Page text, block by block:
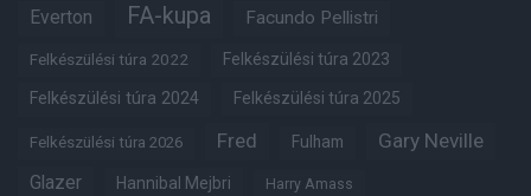
Everton FA-kupa Facundo Pellistri
Felkészülési túra 2022 Felkészülési túra 2023
Felkészülési túra 2024 Felkészülési túra 2025
Felkészülési túra 2026 Fred Fulham Gary Neville
Glazer Hannibal Mejbri Harry Amass